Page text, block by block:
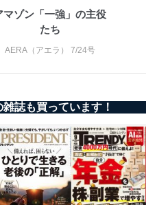
ス 個人情報問い合わせ
マゾン「一強」の主役
たち
AERA（アエラ） 7/24号
誌も買っています！